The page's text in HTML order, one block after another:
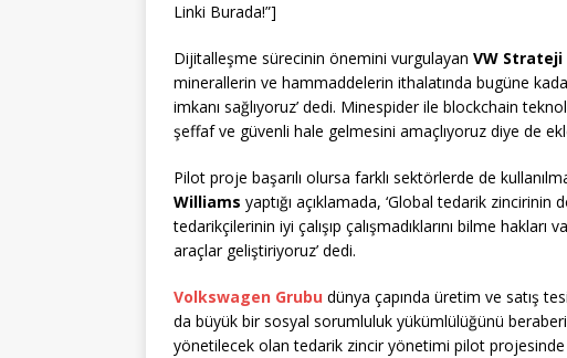
Linki Burada!”]
Dijitalleşme sürecinin önemini vurgulayan VW Strateji
minerallerin ve hammaddelerin ithalatında bugüne
imkanı sağlıyoruz’ dedi. Minespider ile blockchain
şeffaf ve güvenli hale gelmesini amaçlıyoruz diye de
Pilot proje başarılı olursa farklı sektörlerde de
Williams yaptığı açıklamada, ‘Global tedarik
tedarikçilerinin iyi çalışıp çalışmadıklarını bilme
araçlar geliştiriyoruz’ dedi.
Volkswagen Grubu dünya çapında üretim ve satış
da büyük bir sosyal sorumluluk yükümlülüğünü
yönetilecek olan tedarik zincir yönetimi pilot